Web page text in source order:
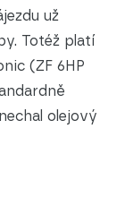
už
Totéž platí
(ZF 6HP
olejový